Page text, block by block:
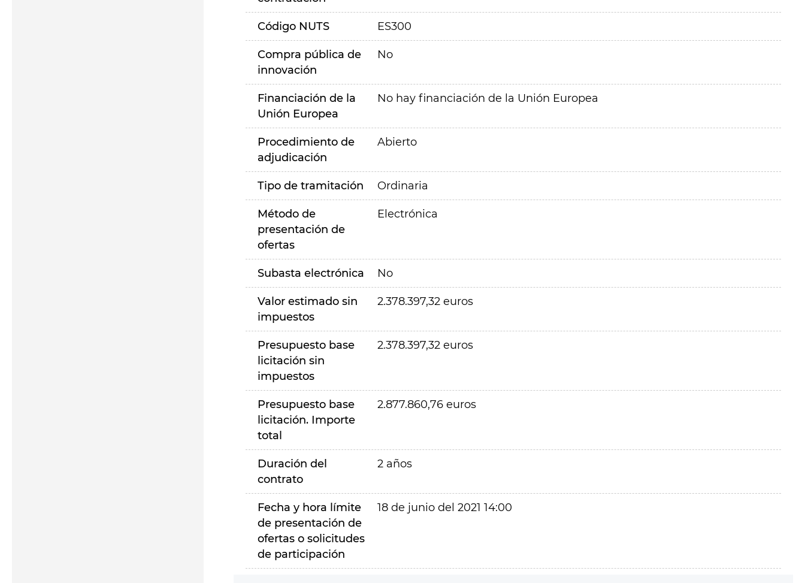
Código NUTS ES300
Compra pública de
innovación
No
Financiación de la
Unión Europea
No hay financiación de la Unión Europea
Procedimiento de
adjudicación
Abierto
Tipo de tramitación Ordinaria
Método de
presentación de
ofertas
Electrónica
Subasta electrónica No
Valor estimado sin
impuestos
2.378.397,32 euros
Presupuesto base
licitación sin
impuestos
2.378.397,32 euros
Presupuesto base
licitación. Importe
total
2.877.860,76 euros
Duración del
contrato
2 años
Fecha y hora límite
de presentación de
ofertas o solicitudes
de participación
18 de junio del 2021 14:00